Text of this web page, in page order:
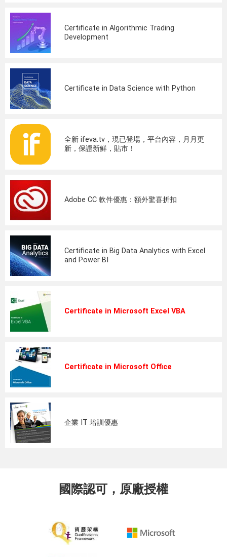
Certificate in Algorithmic Trading
Development
Certificate in Data Science with Python
全新 ifeva.tv，現已登場，平台內容，月月更
新，保證新鮮，貼市！
Adobe CC 軟件優惠：額外驚喜折扣
Certificate in Big Data Analytics with Excel
and Power BI
Certificate in Microsoft Excel VBA
Certificate in Microsoft Office
企業 IT 培訓優惠
國際認可，原廠授權